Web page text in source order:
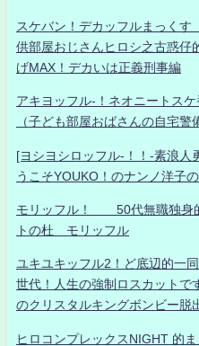
スケバン！デカッフルまっくす
供部屋おじさんヒロシ之古惑仔
げMAX！デカいは正義刑事編
アキヨッフル-！ネオニートス
（子ども部屋おばさんの自宅警
[ヨシヨシロッフル-！！-素浪人
うこそYOUKO！のナンノ洋子
モリッフル！ 50代無職独身
トの杜 モリッフル
ユキユキッフル2！ど底辺的一
世代！人生の強制ロスカットで
のクリスタルキングボンビー脱
ヒロコンプレックスNIGHT 的